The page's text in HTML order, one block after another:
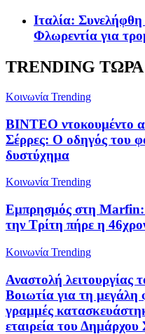
Ιταλία:
Φλωρεντία για
TRENDING ΤΩΡΑ
Κοινωνία Trending
ΒΙΝΤΕΟ ντοκουμέντο
Σέρρες: Ο οδηγός του
δυστύχημα
Κοινωνία Trending
Εμπρησμός στη Marfin:
την Τρίτη πήρε η
Κοινωνία Trending
Αναστολή λειτουργίας
Βοιωτία για τη μεγάλη
γραμμές
εταιρεία του Δημάρχου